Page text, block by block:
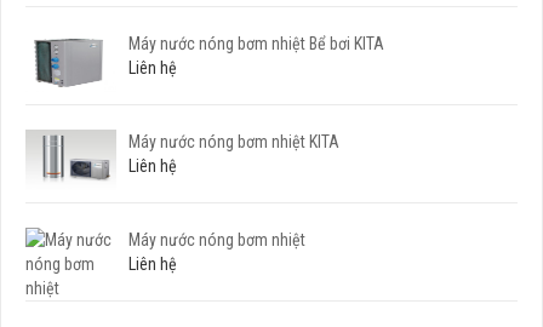
Máy nước nóng bơm nhiệt Bể bơi KITA
Liên hệ
Máy nước nóng bơm nhiệt KITA
Liên hệ
Máy nước nóng bơm nhiệt
Liên hệ